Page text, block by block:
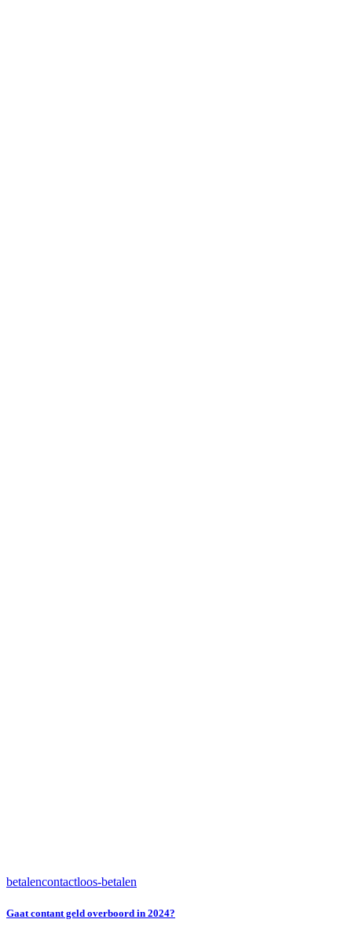
betalencontactloos-betalen
Gaat contant geld overboord in 2024?